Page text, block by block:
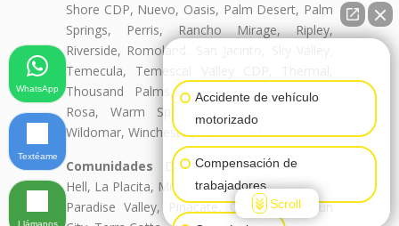
Shore CDP, Nuevo, Oasis, Palm Desert, Palm
Springs, Perris, Rancho Mirage, Ripley,
Riverside, Romoland, San Jacinto, Sky Valley,
Temecula, Temescal Valley CDP, Thermal,
Thousand Palms, Valle Vista, Vista Santa
Rosa, Warm Springs CDP, White Water,
Wildomar, Winchester, Woodcrest
Comunidades Duroville, Eagle Mountain,
Hell, La Placita, Midland, Murrieta Hot Springs,
Paradise Valley, Pinacate, Quail Valley, Sun
Accidente de vehículo
motorizado
Compensación de
trabajadores
Scroll
WhatsApp
Textéame
Llámanos